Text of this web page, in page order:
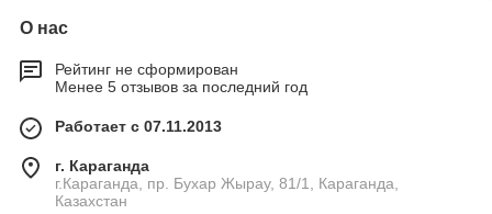
О нас
Рейтинг не сформирован
Менее 5 отзывов за последний год
Работает с 07.11.2013
г. Караганда
г.Караганда, пр. Бухар Жырау, 81/1, Караганда,
Казахстан